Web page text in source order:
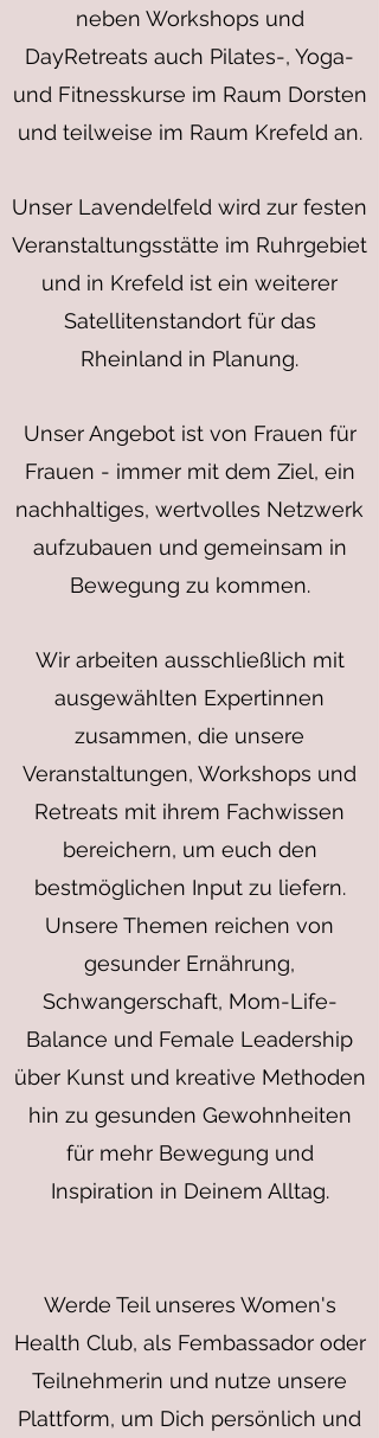
neben Workshops und
DayRetreats auch Pilates-, Yoga-
und Fitnesskurse im Raum Dorsten
und teilweise im Raum Krefeld an.
Unser Lavendelfeld wird zur festen
Veranstaltungsstätte im Ruhrgebiet
und in Krefeld ist ein weiterer
Satellitenstandort für das
Rheinland in Planung.
Unser Angebot ist von Frauen für
Frauen - immer mit dem Ziel, ein
nachhaltiges, wertvolles Netzwerk
aufzubauen und gemeinsam in
Bewegung zu kommen.
Wir arbeiten ausschließlich mit
ausgewählten Expertinnen
zusammen, die unsere
Veranstaltungen, Workshops und
Retreats mit ihrem Fachwissen
bereichern, um euch den
bestmöglichen Input zu liefern.
Unsere Themen reichen von
gesunder Ernährung,
Schwangerschaft, Mom-Life-
Balance und Female Leadership
über Kunst und kreative Methoden
hin zu gesunden Gewohnheiten
für mehr Bewegung und
Inspiration in Deinem Alltag.
Werde Teil unseres Women's
Health Club, als Fembassador oder
Teilnehmerin und nutze unsere
Plattform, um Dich persönlich und